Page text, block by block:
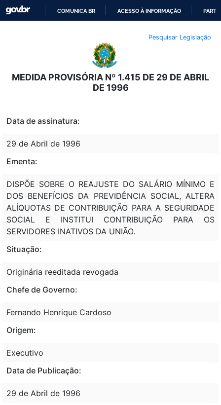
O
CONTEÚDO
COMUNICA BR ACESSO À INFORMAÇÃO
Pesquisar Legislação
MEDIDA PROVISÓRIA Nº 1.415 DE 29 DE ABRIL
DE 1996
Data de assinatura:
29 de Abril de 1996
Ementa:
DISPÕE SOBRE O REAJUSTE DO SALÁRIO MÍNIMO E
DOS BENEFÍCIOS DA PREVIDÊNCIA SOCIAL, ALTERA
ALÍQUOTAS DE CONTRIBUIÇÃO PARA A SEGURIDADE
SOCIAL E INSTITUI CONTRIBUIÇÃO PARA OS
SERVIDORES INATIVOS DA UNIÃO.
Situação:
Originária reeditada revogada
Chefe de Governo:
Fernando Henrique Cardoso
Origem:
Executivo
Data de Publicação:
29 de Abril de 1996